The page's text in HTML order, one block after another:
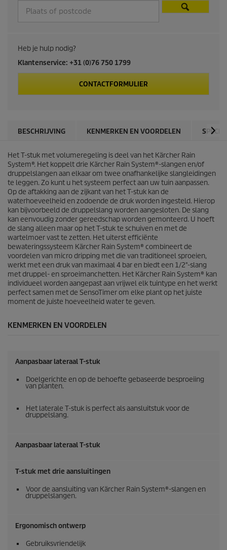
Heb je hulp nodig?
Klantenservice: +31 (0)76 750 1799
CONTACTFORMULIER
BESCHRIJVING KENMERKEN EN VOORDELEN
Het T-stuk met volumeregeling is deel van het Kärcher Rain
System®. Het koppelt drie Kärcher Rain System®-slangen en/of
druppelslangen aan elkaar om twee onafhankelijke slangleidingen
te leggen. Zo kunt u het systeem perfect aan uw tuin aanpassen.
Op de aftakking aan de zijkant van het T-stuk kan de
waterhoeveelheid en zodoende de druk worden ingesteld. Hierop
kan bijvoorbeeld de druppelslang worden aangesloten. De slang
kan eenvoudig zonder gereedschap worden gemonteerd. U hoeft
de slang alleen maar op het T-stuk te schuiven en met de
wartelmoer vast te zetten. Het uiterst efficiënte
bewateringssysteem Kärcher Rain System® combineert de
voordelen van micro dripping met die van traditioneel sproeien,
werkt met een druk van maximaal 4 bar en biedt een 1/2"-slang
met druppel- en sproeimanchetten. Het Kärcher Rain System® kan
individueel worden aangepast aan vrijwel elk tuintype en het werkt
perfect samen met de SensoTimerom elke plant op het juiste
moment de juiste hoeveelheid water te geven.
KENMERKEN EN VOORDELEN
Aanpasbaar lateraal T-stuk
Doelgerichte en op de behoefte gebaseerde besproeiing
van planten.
Het laterale T-stuk is perfect als aansluitstuk voor de
druppelslang.
Aanpasbaar lateraal T-stuk
T-stuk met drie aansluitingen
Voor de aansluiting van Kärcher Rain System®-slangen en
druppelslangen.
Ergonomisch ontwerp
Gebruiksvriendelijk